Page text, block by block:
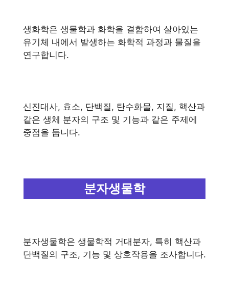
생화학은 생물학과 화학을 결합하여 살아있는
유기체 내에서 발생하는 화학적 과정과 물질을
연구합니다.
신진대사, 효소, 단백질, 탄수화물, 지질, 핵산과
같은 생체 분자의 구조 및 기능과 같은 주제에
중점을 둡니다.
분자생물학
분자생물학은 생물학적 거대분자, 특히 핵산과
단백질의 구조, 기능 및 상호작용을 조사합니다.